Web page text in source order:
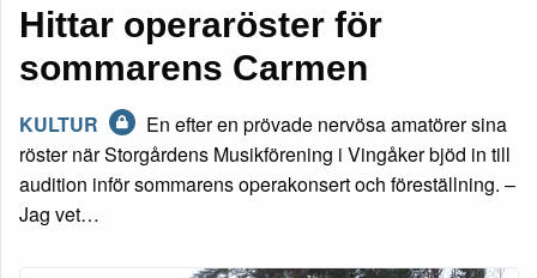
Hittar operaröster för
sommarens Carmen
KULTUR
En efter en prövade nervösa amatörer sina
röster när Storgårdens Musikförening i Vingåker bjöd in till
audition inför sommarens operakonsert och föreställning. –
Jag vet…